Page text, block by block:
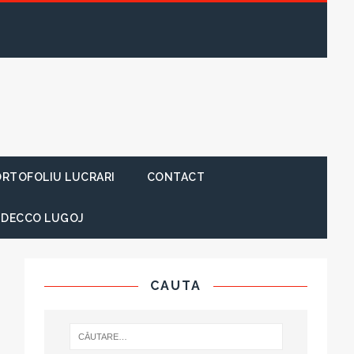
LUCRARI CONTACT
LUGOJ
CAUTA